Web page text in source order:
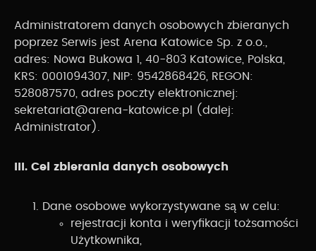
Administratorem danych osobowych zbieranych
poprzez Serwis jest Arena Katowice Sp. z o.o.,
adres: Nowa Bukowa 1, 40-803 Katowice, Polska,
KRS: 0001094307, NIP: 9542868426, REGON:
528087570, adres poczty elektronicznej:
sekretariat@arena-katowice.pl (dalej:
Administrator).
III. Cel zbierania danych osobowych
Dane osobowe wykorzystywane są w celu:
rejestracji konta i weryfikacji tożsamości
Użytkownika,